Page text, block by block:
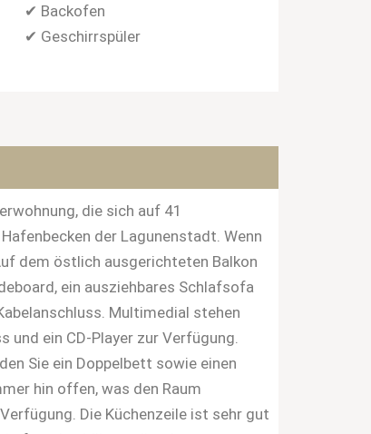
✔ Backofen
✔ Geschirrspüler
die sich auf 41
der Lagunenstadt. Wenn
dem östlich ausgerichteten Balkon
ein ausziehbares Schlafsofa
Multimedial stehen
und ein CD-Player zur Verfügung.
Sie ein Doppelbett sowie einen
hin offen, was den Raum
Die Küchenzeile ist sehr gut